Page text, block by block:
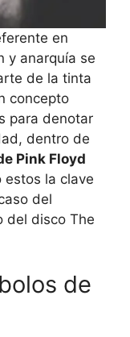
en
y anarquía se
de la tinta
concepto
para denotar
dentro de
Pink Floyd
estos la clave
del
del disco The
de